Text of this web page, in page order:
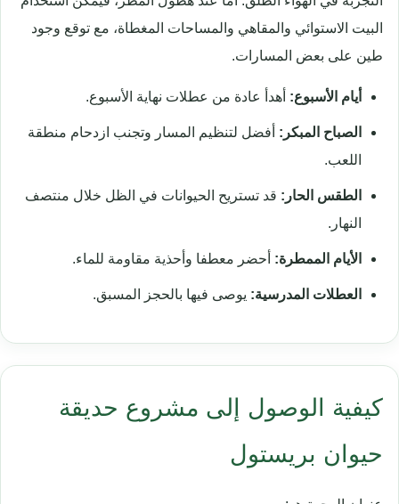
البيت الاستوائي والمقاهي والمساحات المغطاة، مع توقع وجود
طين على بعض المسارات.
أيام الأسبوع: أهدأ عادة من عطلات نهاية الأسبوع.
الصباح المبكر: أفضل لتنظيم المسار وتجنب ازدحام منطقة
اللعب.
الطقس الحار: قد تستريح الحيوانات في الظل خلال منتصف
النهار.
الأيام الممطرة: أحضر معطفا وأحذية مقاومة للماء.
العطلات المدرسية: يوصى فيها بالحجز المسبق.
كيفية الوصول إلى مشروع حديقة
حيوان بريستول